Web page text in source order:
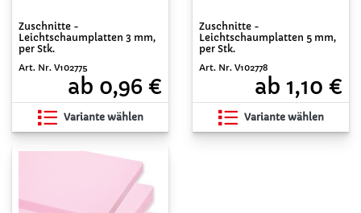
Zuschnitte -
Leichtschaumplatten 3 mm,
per Stk.
Art. Nr. V102775
ab 0,96 €
Variante wählen
Zuschnitte -
Leichtschaumplatten 5 mm,
per Stk.
Art. Nr. V102778
ab 1,10 €
Variante wählen